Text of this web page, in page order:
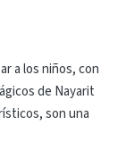
a los niños, con
de Nayarit
son una